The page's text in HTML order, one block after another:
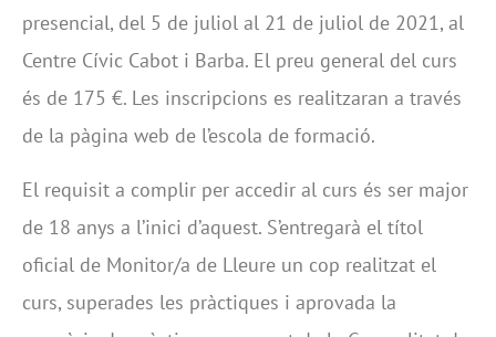
presencial, del 5 de juliol al 21 de juliol de 2021, al
Centre Cívic Cabot i Barba. El preu general del curs
és de 175 €. Les inscripcions es realitzaran a través
de la pàgina web de l’escola de formació.
El requisit a complir per accedir al curs és ser major
de 18 anys a l’inici d’aquest. S’entregarà el títol
oficial de Monitor/a de Lleure un cop realitzat el
curs, superades les pràctiques i aprovada la